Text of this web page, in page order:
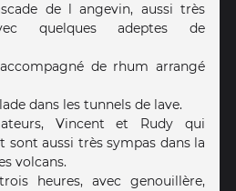
de l angevin, aussi très
quelques adeptes de
de rhum arrangé
dans les tunnels de lave.
Vincent et Rudy qui
aussi très sympas dans la
volcans.
heures, avec genouillère,